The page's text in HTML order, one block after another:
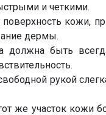
и четкими.
кожи,
дермы.
быть
рукой
же участок кожи